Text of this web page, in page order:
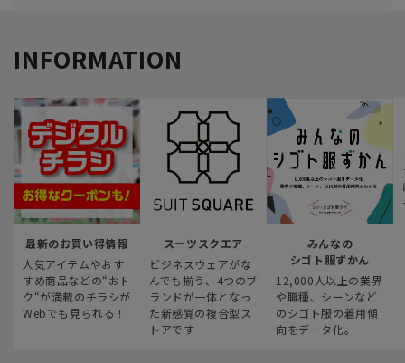
INFORMATION
最新のお買い得情報
人気アイテムやおす
すめ商品などの“おト
ク“が満載のチラシが
Webでも見られる！
スーツスクエア
ビジネスウェアがな
んでも揃う、4つのブ
ランドが一体となっ
た新感覚の複合型ス
トアです
みんなの
シゴト服ずかん
12,000人以上の業界
や職種、シーンなど
のシゴト服の着用傾
向をデータ化。